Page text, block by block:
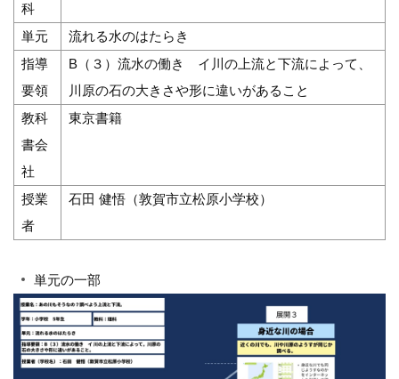
科
単元
流れる水のはたらき
指導
要領
B（３）流水の働き イ川の上流と下流によって、
川原の石の大きさや形に違いがあること
教科
書会
社
東京書籍
授業
者
石田 健悟（敦賀市立松原小学校）
単元の一部